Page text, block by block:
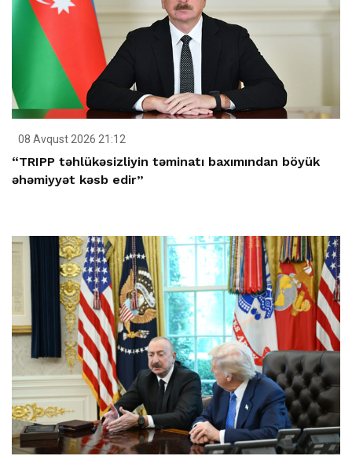
08 Avqust 2026 21:12
“TRIPP təhlükəsizliyin təminatı baxımından böyük
əhəmiyyət kəsb edir”